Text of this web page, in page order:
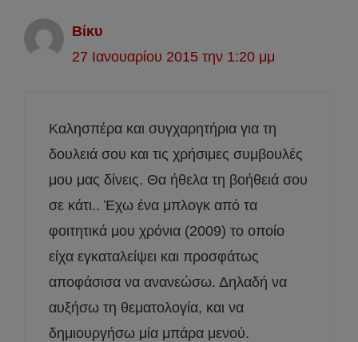
Βίκυ
27 Ιανουαρίου 2015 την 1:20 μμ
Καλησπέρα και συγχαρητήρια για τη
δουλειά σου και τις χρήσιμες συμβουλές
μου μας δίνεις. Θα ήθελα τη βοήθειά σου
σε κάτι.. Έχω ένα μπλογκ από τα
φοιτητικά μου χρόνια (2009) το οποίο
είχα εγκαταλείψει και προσφάτως
αποφάσισα να ανανεώσω. Δηλαδή να
αυξήσω τη θεματολογία, και να
δημιουργήσω μία μπάρα μενού.